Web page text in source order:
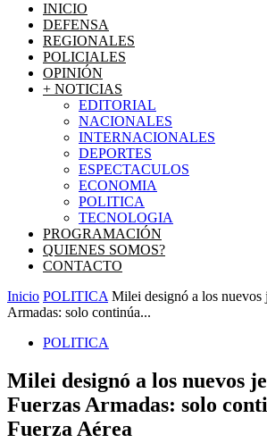
INICIO
DEFENSA
REGIONALES
POLICIALES
OPINIÓN
+ NOTICIAS
EDITORIAL
NACIONALES
INTERNACIONALES
DEPORTES
ESPECTACULOS
ECONOMIA
POLITICA
TECNOLOGIA
PROGRAMACIÓN
QUIENES SOMOS?
CONTACTO
Inicio POLITICA Milei designó a los nuevos
Armadas: solo continúa...
POLITICA
Milei designó a los nuevos
Fuerzas Armadas: solo
Fuerza Aérea